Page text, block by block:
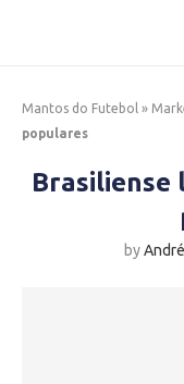
Mantos do Futebol »
populares
Brasiliense
by